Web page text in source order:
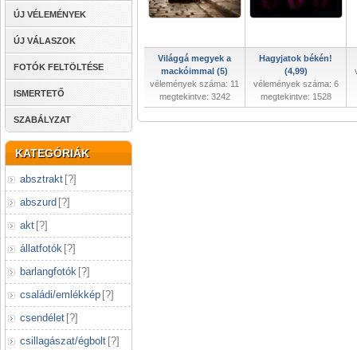
ÚJ VÉLEMÉNYEK
ÚJ VÁLASZOK
FOTÓK FELTÖLTÉSE
ISMERTETŐ
SZABÁLYZAT
KATEGÓRIÁK
absztrakt [?]
abszurd [?]
akt [?]
állatfotók [?]
barlangfotók [?]
családi/emlékkép [?]
csendélet [?]
csillagászat/égbolt [?]
Világgá megyek a
mackóimmal (5)
vélemények száma: 11
megtekintve: 3242
Hagyjatok békén!
(4,99)
vélemények száma: 6
megtekintve: 1528